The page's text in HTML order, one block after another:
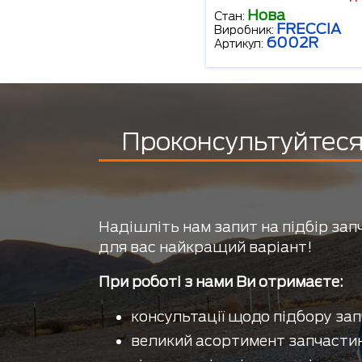
Стан: Нова
Виробник: FRECCIA
Артикул: 6002R
Надішліть нам запит на підбір
для вас найкращий варіант!
При роботі з нами Ви отримаєте:
консультації щодо підбору
великий асортимент